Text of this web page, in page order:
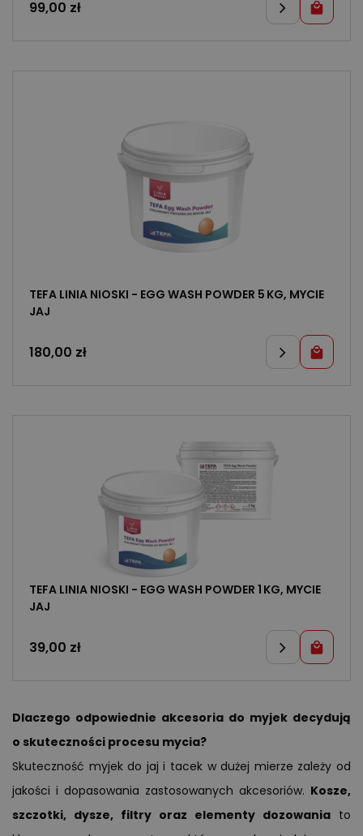
99,00 zł
TEFA LINIA NIOSKI - EGG WASH POWDER 5 KG, MYCIE
JAJ
180,00 zł
TEFA LINIA NIOSKI - EGG WASH POWDER 1 KG, MYCIE
JAJ
39,00 zł
Dlaczego odpowiednie akcesoria do myjek decydują
o skuteczności procesu mycia?
Skuteczność myjek do jaj i tacek w dużej mierze zależy od
jakości i dopasowania zastosowanych akcesoriów. Kosze,
szczotki, dysze, filtry oraz elementy dozowania to